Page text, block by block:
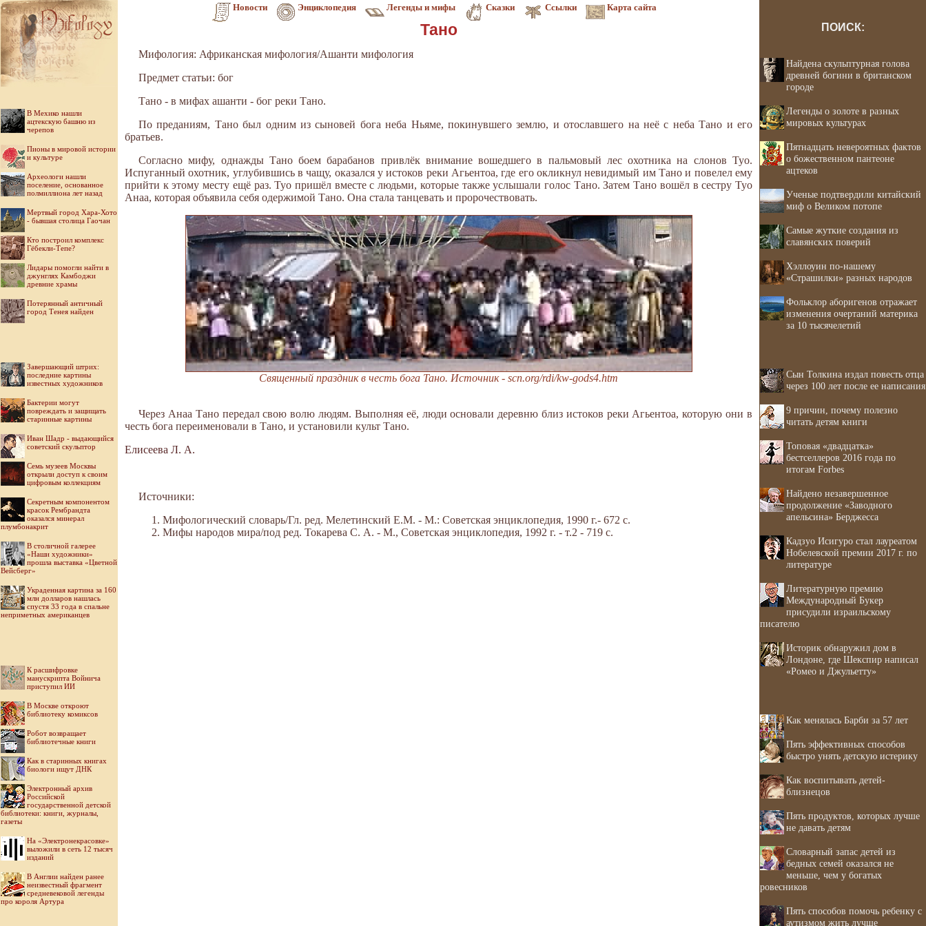
Новости Энциклопедия Легенды и мифы Сказки Ссылки Карта сайта
В Мехико нашли
ацтекскую башню из
черепов
Пионы в мировой истории
и культуре
Археологи нашли
поселение, основанное
полмиллиона лет назад
Мертвый город Хара-Хото
- бывшая столица Гаочан
Кто построил комплекс
Гёбекли-Тепе?
Лидары помогли найти в
джунглях Камбоджи
древние храмы
Потерянный античный
город Тенея найден
Завершающий штрих:
последние картины
известных художников
Бактерии могут
повреждать и защищать
старинные картины
Иван Шадр - выдающийся
советский скульптор
Семь музеев Москвы
открыли доступ к своим
цифровым коллекциям
Секретным компонентом
красок Рембрандта
оказался минерал
плумбонакрит
В столичной галерее
«Наши художники»
прошла выставка «Цветной
Вейсберг»
Украденная картина за 160
млн долларов нашлась
спустя 33 года в спальне
неприметных американцев
К расшифровке
манускрипта Войнича
приступил ИИ
В Москве откроют
библиотеку комиксов
Робот возвращает
библиотечные книги
Как в старинных книгах
биологи ищут ДНК
Электронный архив
Российской
государственной детской
библиотеки: книги, журналы,
газеты
На «Электронекрасовке»
выложили в сеть 12 тысяч
изданий
В Англии найден ранее
неизвестный фрагмент
средневековой легенды
про короля Артура
Тано
Мифология: Африканская мифология/Ашанти мифология
Предмет статьи: бог
Тано - в мифах ашанти - бог реки Тано.
По преданиям, Тано был одним из сыновей бога неба Ньяме, покинувшего землю, и отославшего на неё с неба Тано и его
братьев.
Согласно мифу, однажды Тано боем барабанов привлёк внимание вошедшего в пальмовый лес охотника на слонов Туо.
Испуганный охотник, углубившись в чащу, оказался у истоков реки Агьентоа, где его окликнул невидимый им Тано и повелел ему
прийти к этому месту ещё раз. Туо пришёл вместе с людьми, которые также услышали голос Тано. Затем Тано вошёл в сестру Туо
Анаа, которая объявила себя одержимой Тано. Она стала танцевать и пророчествовать.
Священный праздник в честь бога Тано. Источник - scn.org/rdi/kw-gods4.htm
Через Анаа Тано передал свою волю людям. Выполняя её, люди основали деревню близ истоков реки Агьентоа, которую они в
честь бога переименовали в Тано, и установили культ Тано.
Елисеева Л. А.
Источники:
Мифологический словарь/Гл. ред. Мелетинский Е.М. - М.: Советская энциклопедия, 1990 г.- 672 с.
Мифы народов мира/под ред. Токарева С. А. - М., Советская энциклопедия, 1992 г. - т.2 - 719 с.
ПОИСК:
Найдена скульптурная голова
древней богини в британском
городе
Легенды о золоте в разных
мировых культурах
Пятнадцать невероятных фактов
о божественном пантеоне
ацтеков
Ученые подтвердили китайский
миф о Великом потопе
Самые жуткие создания из
славянских поверий
Хэллоуин по-нашему
«Страшилки» разных народов
Фольклор аборигенов отражает
изменения очертаний материка
за 10 тысячелетий
Сын Толкина издал повесть отца
через 100 лет после ее написания
9 причин, почему полезно
читать детям книги
Топовая «двадцатка»
бестселлеров 2016 года по
итогам Forbes
Найдено незавершенное
продолжение «Заводного
апельсина» Берджесса
Кадзуо Исигуро стал лауреатом
Нобелевской премии 2017 г. по
литературе
Литературную премию
Международный Букер
присудили израильскому
писателю
Историк обнаружил дом в
Лондоне, где Шекспир написал
«Ромео и Джульетту»
Как менялась Барби за 57 лет
Пять эффективных способов
быстро унять детскую истерику
Как воспитывать детей-
близнецов
Пять продуктов, которых лучше
не давать детям
Словарный запас детей из
бедных семей оказался не
меньше, чем у богатых
ровесников
Пять способов помочь ребенку с
аутизмом жить лучше